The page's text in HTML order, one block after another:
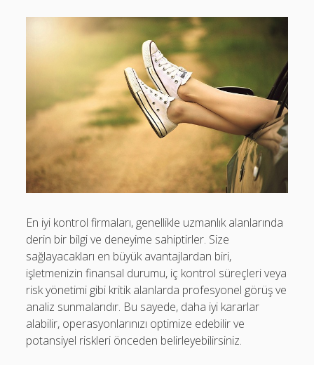
En iyi kontrol firmaları, genellikle uzmanlık alanlarında
derin bir bilgi ve deneyime sahiptirler. Size
sağlayacakları en büyük avantajlardan biri,
işletmenizin finansal durumu, iç kontrol süreçleri veya
risk yönetimi gibi kritik alanlarda profesyonel görüş ve
analiz sunmalarıdır. Bu sayede, daha iyi kararlar
alabilir, operasyonlarınızı optimize edebilir ve
potansiyel riskleri önceden belirleyebilirsiniz.